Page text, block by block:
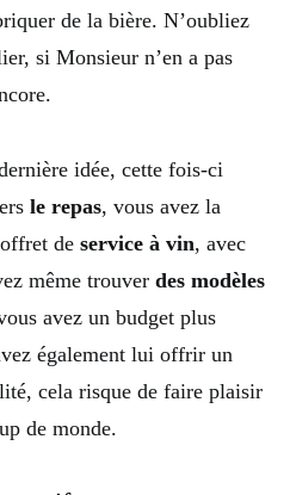
de la bière. N’oubliez
si Monsieur n’en a pas
idée, cette fois-ci
le repas, vous avez la
de service à vin, avec
même trouver des modèles
avez un budget plus
également lui offrir un
cela risque de faire plaisir
de monde.